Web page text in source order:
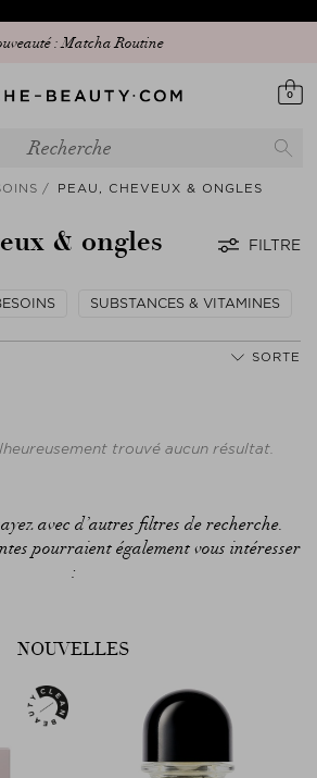
: Matcha Routine
0
PEAU, CHEVEUX & ONGLES
& ongles FILTRE
SUBSTANCES & VITAMINES
SORTE
trouvé aucun résultat.
avec d’autres filtres de recherche.
pourraient également vous intéresser
:
NOUVELLES